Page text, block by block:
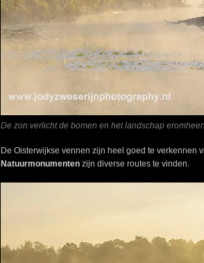
De zon verlicht de bomen en het landschap
De Oisterwijkse vennen zijn heel goed te verkennen
Natuurmonumenten zijn diverse routes te vinden.